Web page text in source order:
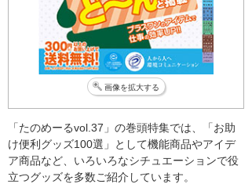
画像を拡大する
「たのめーるvol.37」の巻頭特集では、「お助
け便利グッズ100選」として機能商品やアイデ
ア商品など、いろいろなシチュエーションで役
立つグッズを多数ご紹介しています。